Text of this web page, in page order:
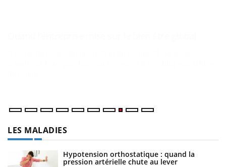
LES MALADIES
Hypotension orthostatique : quand la
pression artérielle chute au lever